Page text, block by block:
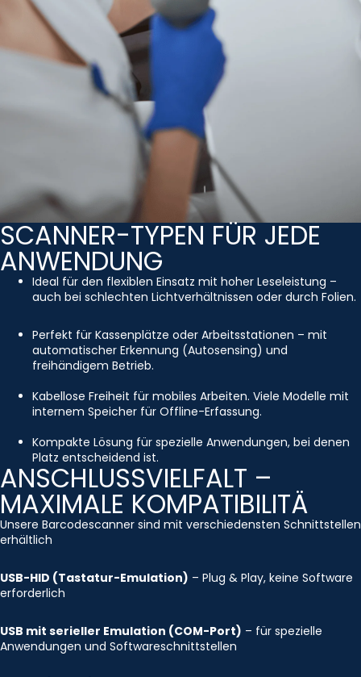
SCANNER-TYPEN FÜR JEDE
ANWENDUNG
Ideal für den flexiblen Einsatz mit hoher Leseleistung –
auch bei schlechten Lichtverhältnissen oder durch Folien.
Perfekt für Kassenplätze oder Arbeitsstationen – mit
automatischer Erkennung (Autosensing) und
freihändigem Betrieb.
Kabellose Freiheit für mobiles Arbeiten. Viele Modelle mit
internem Speicher für Offline-Erfassung.
Kompakte Lösung für spezielle Anwendungen, bei denen
Platz entscheidend ist.
ANSCHLUSSVIELFALT –
MAXIMALE KOMPATIBILITÄ
Unsere Barcodescanner sind mit verschiedensten Schnittstellen
erhältlich
USB-HID (Tastatur-Emulation) – Plug & Play, keine Software
erforderlich
USB mit serieller Emulation (COM-Port) – für spezielle
Anwendungen und Softwareschnittstellen